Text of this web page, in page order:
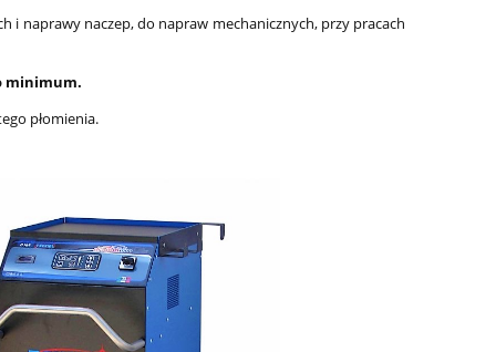
i naprawy naczep, do napraw mechanicznych, przy pracach
minimum.
płomienia.